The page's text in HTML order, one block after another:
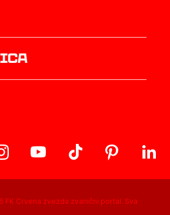
FK Crvena zvezda zvanični portal. Sva